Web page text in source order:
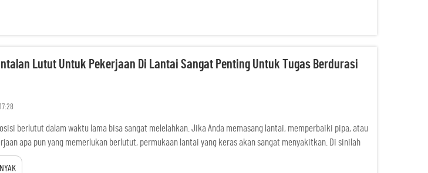
Lutut Untuk Pekerjaan Di Lantai Sangat Penting Untuk Tugas Berdurasi
berlutut dalam waktu lama bisa sangat melelahkan. Jika Anda memasang lantai, memperbaiki pipa, atau
apa pun yang memerlukan berlutut, permukaan lantai yang keras akan sangat menyakitkan. Di sinilah
pekerjaan di lantai berperan. Bantalan khusus ini melindungi lutut Anda dan memudahkan Anda untuk...